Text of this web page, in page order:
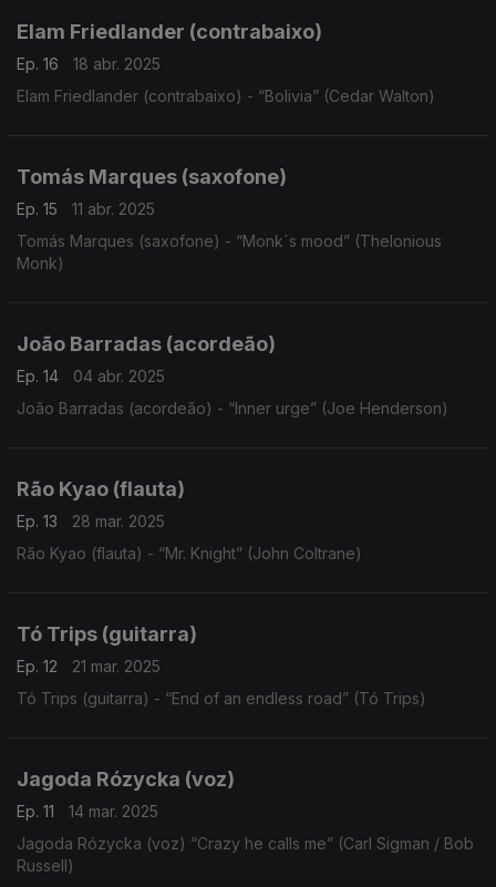
Elam Friedlander (contrabaixo)
Ep. 16
18 abr. 2025
Elam Friedlander (contrabaixo) - “Bolivia” (Cedar Walton)
Tomás Marques (saxofone)
Ep. 15
11 abr. 2025
Tomás Marques (saxofone) - “Monk´s mood” (Thelonious
Monk)
João Barradas (acordeão)
Ep. 14
04 abr. 2025
João Barradas (acordeão) - “Inner urge” (Joe Henderson)
Rão Kyao (flauta)
Ep. 13
28 mar. 2025
Rão Kyao (flauta) - “Mr. Knight” (John Coltrane)
Tó Trips (guitarra)
Ep. 12
21 mar. 2025
Tó Trips (guitarra) - “End of an endless road” (Tó Trips)
Jagoda Rózycka (voz)
Ep. 11
14 mar. 2025
Jagoda Rózycka (voz) “Crazy he calls me” (Carl Sigman / Bob
Russell)